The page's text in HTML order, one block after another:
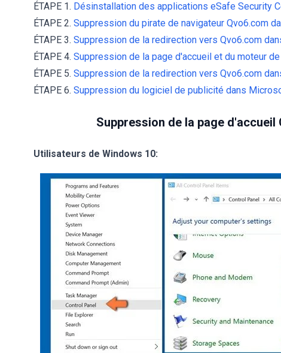
ÉTAPE 1. Désinstallation des applications eSafe Security
ÉTAPE 2. Suppression du pirate de navigateur Qvo6.com
ÉTAPE 3. Suppression de la redirection vers Qvo6.com
ÉTAPE 4. Suppression de la page d'accueil et du moteur
ÉTAPE 5. Suppression de la redirection vers Qvo6.com
ÉTAPE 6. Suppression du logiciel de publicité dans
Suppression de la page
Utilisateurs de Windows 10: